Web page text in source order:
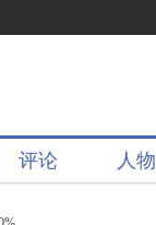
评论 人物